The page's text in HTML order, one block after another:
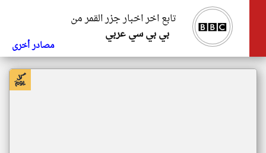
تابع اخر اخبار جزر القمر من
بي بي سي عربي
مصادر أخرى